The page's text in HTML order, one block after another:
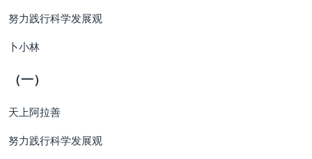
努力践行科学发展观
卜小林
（一）
天上阿拉善
努力践行科学发展观